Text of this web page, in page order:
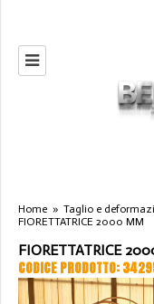
Home » Taglio e
FIORETTATRICE 2000 MM
FIORETTATRICE
CODICE PRODOTTO: